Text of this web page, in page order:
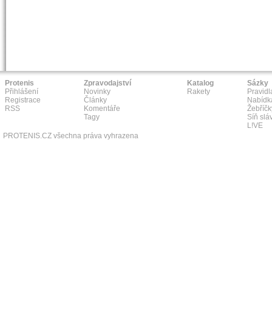
Protenis
Přihlášení
Registrace
RSS
Zpravodajství
Novinky
Články
Komentáře
Tagy
Katalog
Rakety
Sázky
Síň
L!VE
PROTENIS.CZ všechna práva vyhrazena